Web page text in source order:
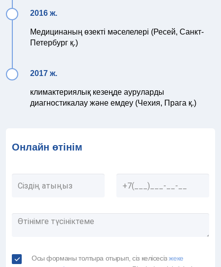
2016 ж.
Медицинаның өзекті мәселелері (Ресей, Санкт-
Петербург қ.)
2017 ж.
климактериялық кезеңде ауруларды
диагностикалау және емдеу (Чехия, Прага қ.)
Онлайн өтінім
Осы форманы толтыра отырып, сіз келісесізжеке